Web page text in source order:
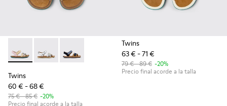
Twins - K800672-003 - Sandalias de nobuk y piel amarillas
Twins - K800672-004 - Sandalias de piel grises para
Twins - K800672-002 - Sandalias de nobuck
Twins
60 € - 68 €
75 € - 85 € -20%
Precio final acorde a la talla
Twins
63 € - 71 €
79 € - 89 € -20%
Precio final acorde a la talla